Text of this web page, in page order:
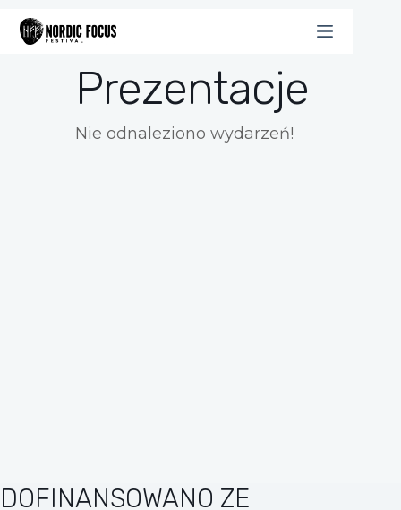
treści
Prezentacje
Nie odnaleziono wydarzeń!
DOFINANSOWANO ZE